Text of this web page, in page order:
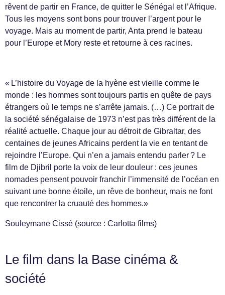
rêvent de partir en France, de quitter le Sénégal et l’Afrique.
Tous les moyens sont bons pour trouver l’argent pour le
voyage. Mais au moment de partir, Anta prend le bateau
pour l’Europe et Mory reste et retourne à ces racines.
« L’histoire du Voyage de la hyène est vieille comme le
monde : les hommes sont toujours partis en quête de pays
étrangers où le temps ne s’arrête jamais. (…) Ce portrait de
la société sénégalaise de 1973 n’est pas très différent de la
réalité actuelle. Chaque jour au détroit de Gibraltar, des
centaines de jeunes Africains perdent la vie en tentant de
rejoindre l’Europe. Qui n’en a jamais entendu parler ? Le
film de Djibril porte la voix de leur douleur : ces jeunes
nomades pensent pouvoir franchir l’immensité de l’océan en
suivant une bonne étoile, un rêve de bonheur, mais ne font
que rencontrer la cruauté des hommes.»
Souleymane Cissé (source : Carlotta films)
Le film dans la Base cinéma &
société